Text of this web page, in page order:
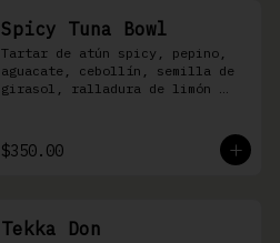
Spicy Tuna Bowl
Tartar de atún spicy, pepino,
aguacate, cebollín, semilla de
girasol, ralladura de limón
$350.00
Tekka Don